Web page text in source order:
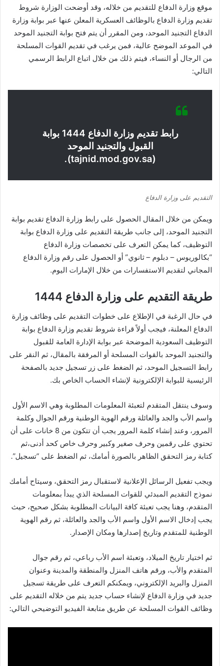
موقع وزارة الدفاع للتقديم من خلاله، وقد أوضحت الوزارة شروط
تقديم وزارة الدفاع بالوظائف العسكرية المعلن عنها عبر بوابة وزارة
الدفاع التجنيد الموحد، ومن المقرر أن يتم فتح بوابة التجنيد الموحد
في الموعد الموضح عالية، فمن يرغب في تقديم القوات المسلحة
من الرجال أو النساء، فيتم ذلك من خلال اتباع الرابط الرسمي
التالي:
رابط تقديم وزارة الدفاع 1444 بوابة
القبول والتجنيد الموحد
(tajnid.mod.gov.sa).
التقديم على وزارة الدفاع
ويمكن من خلال المقال الحصول على رابط وزارة الدفاع تقديم بوابة
التجنيد الموحد، إلى جانب طريقة التقديم على وزارة الدفاع بوابة
التوظيف، كما يمكن التعرف على تخصصات وزارة الدفاع
“بكالوريوس – دبلوم – ثانوي” أو الحصول على رقم وزارة الدفاع
المجاني لتقديم الاستفسارات من خلال الإمارات اليوم.
طريقة التقديم على وزارة الدفاع 1444
في حال الرغبة في الإطلاع على خطوات التقديم على وظائف وزارة
الدفاع المعلنة، فيجب أولاً قراءة شروط تقديم وزارة الدفاع بوابة
التوظيف السعودية الموضحة عبر بوابة الإدارة العامة للقبول
والتجنيد الموحد بالقوات المسلحة أو المرفقة بالمقال، ثم النقر على
رابط التسجيل الموحد، ثم الضغط على زر تسجيل جديد بالصفحة
الرئيسية للبوابة الإلكترونية لإنشاء الحساب الخاص بك.
وسوف ينتقل المتقدم لتعبئة المعلومات المطلوبة وهي الاسم الأول
واسم الأب والجد والعائلة ورقم الهوية الوطنية ورقم الجوال وكلمة
المرور، وعند إنشاء كلمة المرور يجب أن تتكون من 8 خانات على أن
تحتوي على رقمين وحرف صغير وكبير وحرف خاص كحد أدنى،ثم
كتابة رمز التحقق الظاهر بالصورة أمامك، ثم الضغط على “تسجيل”.
ويجب تفعيل الرسائل الإعلانية لاستقبال رمز التحقق، وسيتاح أمامك
نموذج التقديم المبدئي للقوات المسلحة الذي يبدأ بمعلومات
المتقدم، وهنا يجب تعبئة كافة البيانات المطلوبة بشكل صحيح، حيث
يجب إدخال الاسم الأول واسم الأب والجد والعائلة، ثم رقم الهوية
الوطنية للمتقدم وتاريخ إصدارها ومكان الإصدار.
ثم اختيار تاريخ الميلاد، وتعبئة اسم الأب رباعي، ثم رقم جوال
المتقدم والأب، ورقم هاتف المنزل والمنطقة والمدينة وعنوان
المنزل والبريد الإلكتروني، ويمكنكم التعرف على طريقة تسجيل
جديد في وزارة الدفاع لإنشاء حساب جديد يتم من خلاله التقديم على
وظائف القوات المسلحة عن طريق متابعة الفيديو التوضيحي التالي: